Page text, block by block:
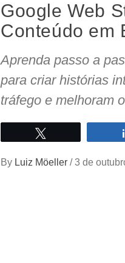
Google Web
Conteúdo em
Aprenda passo a
para criar histórias
tráfego e melhoram
By Luiz Möeller / 3 de